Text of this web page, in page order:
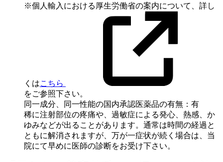
※個人輸入における厚生労働省の案内について、詳し
くはこちら
をご参照下さい。
同一成分、同一性能の国内承認医薬品の有無：有
稀に注射部位の疼痛や、過敏症による発心、熱感、か
ゆみなどが出ることがあります。通常は時間の経過と
ともに解消されますが、万が一症状が続く場合は、当
院にて早めに医師の診断をお受け下さい。